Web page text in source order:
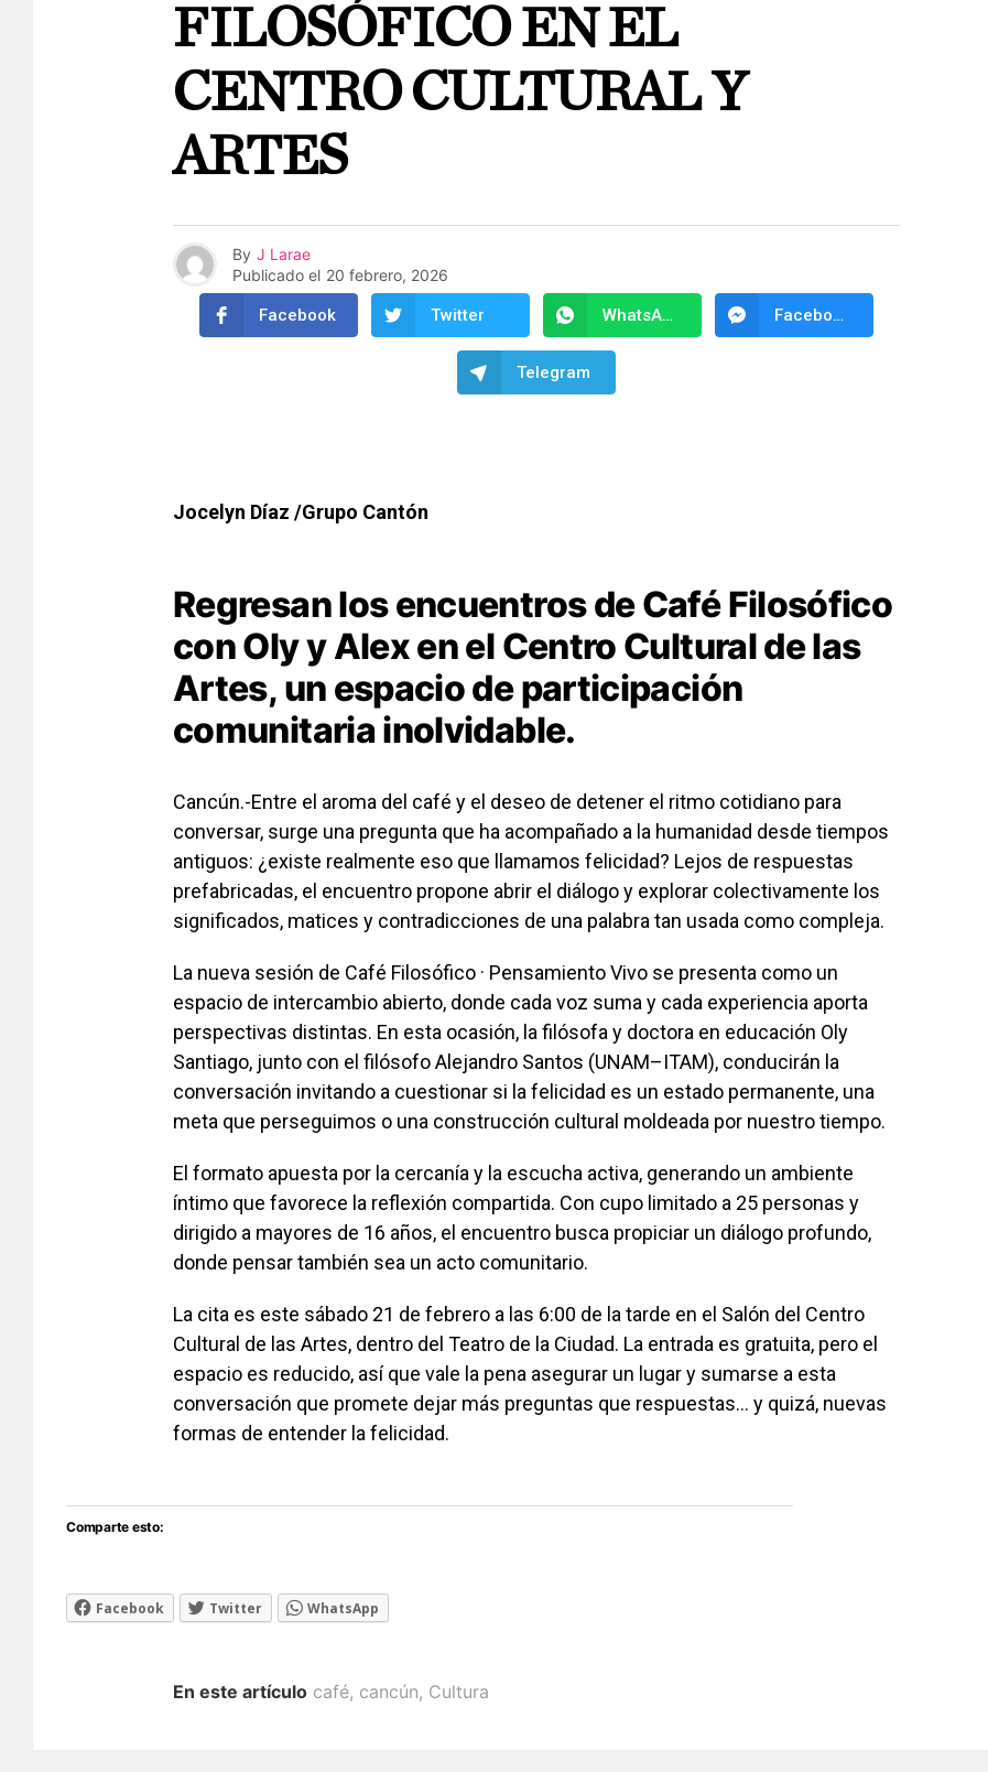
FILOSÓFICO EN EL
CENTRO CULTURAL Y
ARTES
By J Larae
Publicado el 20 febrero, 2026
Facebook Twitter WhatsApp Facebook Messenger
Telegram
Jocelyn Díaz /Grupo Cantón
Regresan los encuentros de Café Filosófico
con Oly y Alex en el Centro Cultural de las
Artes, un espacio de participación
comunitaria inolvidable.
Cancún.-Entre el aroma del café y el deseo de detener el ritmo cotidiano para
conversar, surge una pregunta que ha acompañado a la humanidad desde tiempos
antiguos: ¿existe realmente eso que llamamos felicidad? Lejos de respuestas
prefabricadas, el encuentro propone abrir el diálogo y explorar colectivamente los
significados, matices y contradicciones de una palabra tan usada como compleja.
La nueva sesión de Café Filosófico · Pensamiento Vivo se presenta como un
espacio de intercambio abierto, donde cada voz suma y cada experiencia aporta
perspectivas distintas. En esta ocasión, la filósofa y doctora en educación Oly
Santiago, junto con el filósofo Alejandro Santos (UNAM–ITAM), conducirán la
conversación invitando a cuestionar si la felicidad es un estado permanente, una
meta que perseguimos o una construcción cultural moldeada por nuestro tiempo.
El formato apuesta por la cercanía y la escucha activa, generando un ambiente
íntimo que favorece la reflexión compartida. Con cupo limitado a 25 personas y
dirigido a mayores de 16 años, el encuentro busca propiciar un diálogo profundo,
donde pensar también sea un acto comunitario.
La cita es este sábado 21 de febrero a las 6:00 de la tarde en el Salón del Centro
Cultural de las Artes, dentro del Teatro de la Ciudad. La entrada es gratuita, pero el
espacio es reducido, así que vale la pena asegurar un lugar y sumarse a esta
conversación que promete dejar más preguntas que respuestas… y quizá, nuevas
formas de entender la felicidad.
Comparte esto:
Facebook Twitter WhatsApp
En este artículo café, cancún, Cultura